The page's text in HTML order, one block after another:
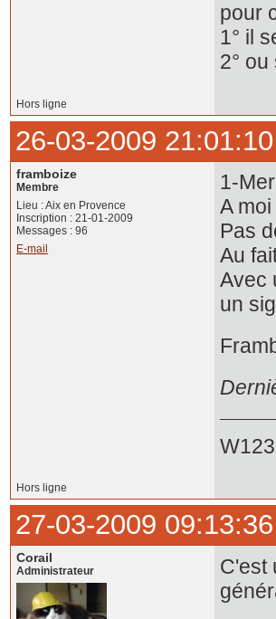
pour
1° il
2°
Hors ligne
26-03-2009 21:01:10
framboize
Membre
Lieu : Aix en Provence
Inscription : 21-01-2009
Messages : 96
E-mail
1-
A
Pas
Au
Avec
un
Hors ligne
27-03-2009 09:13:36
Corail
Administrateur
C'est